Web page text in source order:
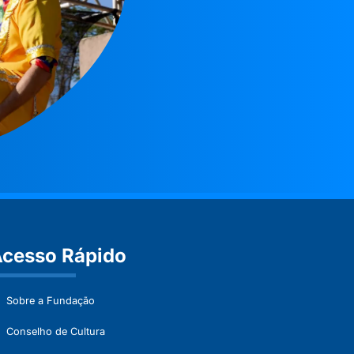
Rápido
Sobre a Fundação
Conselho de Cultura